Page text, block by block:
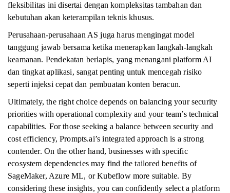
fleksibilitas ini disertai dengan kompleksitas tambahan dan
kebutuhan akan keterampilan teknis khusus.
Perusahaan-perusahaan AS juga harus mengingat model
tanggung jawab bersama ketika menerapkan langkah-langkah
keamanan. Pendekatan berlapis, yang menangani platform AI
dan tingkat aplikasi, sangat penting untuk mencegah risiko
seperti injeksi cepat dan pembuatan konten beracun.
Ultimately, the right choice depends on balancing your security
priorities with operational complexity and your team’s technical
capabilities. For those seeking a balance between security and
cost efficiency, Prompts.ai’s integrated approach is a strong
contender. On the other hand, businesses with specific
ecosystem dependencies may find the tailored benefits of
SageMaker, Azure ML, or Kubeflow more suitable. By
considering these insights, you can confidently select a platform